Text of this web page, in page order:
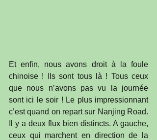
Et enfin, nous avons droit à la foule
chinoise ! Ils sont tous là ! Tous ceux
que nous n’avons pas vu la journée
sont ici le soir ! Le plus impressionnant
c’est quand on repart sur Nanjing Road.
Il y a deux flux bien distincts. A gauche,
ceux qui marchent en direction de la